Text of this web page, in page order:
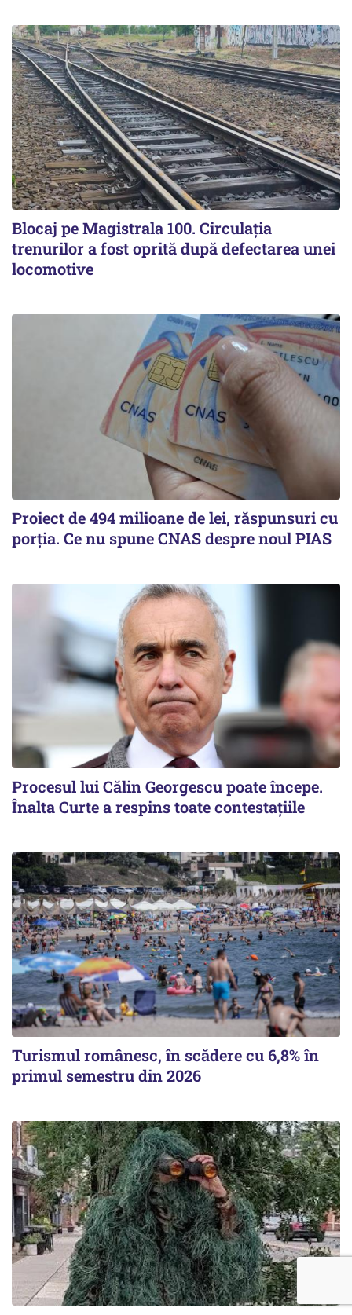
Blocaj pe Magistrala 100. Circulația
trenurilor a fost oprită după defectarea unei
locomotive
Proiect de 494 milioane de lei, răspunsuri cu
porția. Ce nu spune CNAS despre noul PIAS
Procesul lui Călin Georgescu poate începe.
Înalta Curte a respins toate contestațiile
Turismul românesc, în scădere cu 6,8% în
primul semestru din 2026